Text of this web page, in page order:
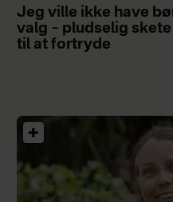
Jeg ville ikke have
valg – pludselig
til at fortryde